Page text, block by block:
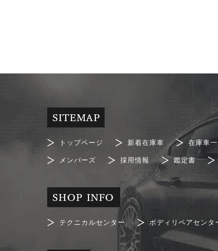
トップページ 新着在庫車 在庫車
メンバーズ 採用情報 鑑定書
テクニカルセンター ボディリペアセンタ